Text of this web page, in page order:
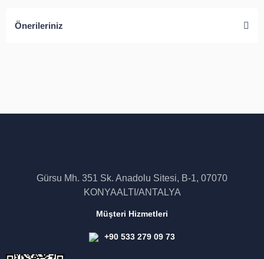
Önerileriniz
Gürsu Mh. 351 Sk. Anadolu Sitesi, B-1, 07070
KONYAALTI/ANTALYA
Müşteri Hizmetleri
+90 533 279 09 73